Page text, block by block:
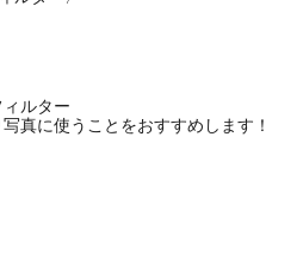
ルター
真に使うことをおすすめします！